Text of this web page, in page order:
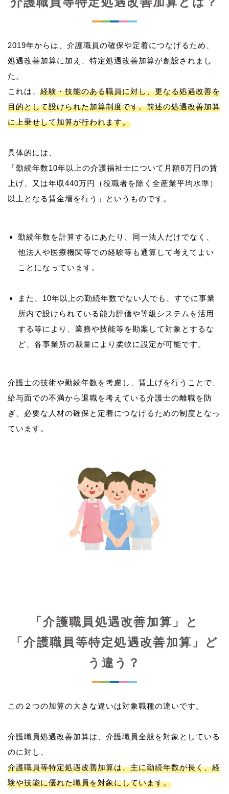
2019年からは、介護職員の確保や定着につなげるため、
処遇改善加算に加え、特定処遇改善加算が創設されまし
た。
これは、 経験・技能のある職員に対し、更なる処遇改善を
目的として設けられた加算制度です。前述の処遇改善加算
に上乗せして加算が行われます。
具体的には、
「勤続年数10年以上の介護福祉士について月額8万円の賃
上げ、又は年収440万円（役職者を除く全産業平均水準）
勤続年数を計算するにあたり、同一法人だけでなく、
他法人や医療機関等での経験等も通算して考えてよい
ことになっています。
また、10年以上の勤続年数でない人でも、すでに事業
所内で設けられている能力評価や等級システムを活用
する等により、業務や技能等を勘案して対象とするな
ど、各事業所の裁量により柔軟に設定が可能です。
介護士の技術や勤続年数を考慮し、賃上げを行うことで、
給与面での不満から退職を考えている介護士の離職を防
ぎ、必要な人材の確保と定着につなげるための制度となっ
ています。
「介護職員処遇改善加算」と
「介護職員等特定処遇改善加算」ど
う違う？
この２つの加算の大きな違いは対象職種の違いです。
介護職員処遇改善加算は、介護職員全般を対象としている
介護職員等特定処遇改善加算は、主に勤続年数が長く、経
験や技能に優れた職員を対象にしています。